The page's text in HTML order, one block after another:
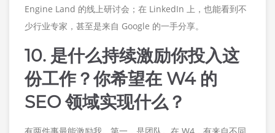
Engine Land 的线上研讨会；在 LinkedIn 上，也能看到不
少行业专家，甚至是来自 Google 的一手分享。
10. 是什么持续激励你投入这
份工作？你希望在 W4 的
SEO 领域实现什么？